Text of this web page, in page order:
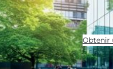
Obtenir